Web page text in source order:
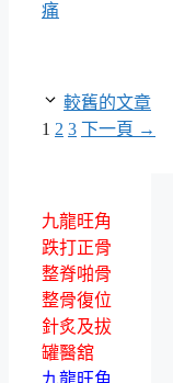
痛
較舊的文章
頁
1 頁
2 頁
3 下一頁 →
九龍旺角
跌打正骨
整脊啪骨
整骨復位
針炙及拔
罐醫舘